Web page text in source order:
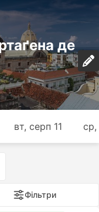
де
вт, серп 11 ср,
Фільтри